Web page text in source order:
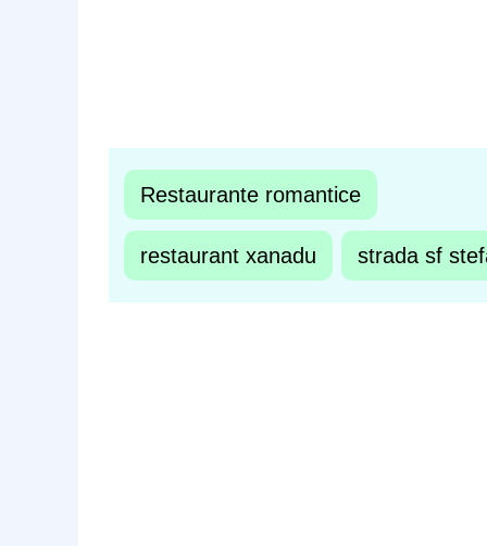
Restaurante romantice
restaurant xanadu strada sf